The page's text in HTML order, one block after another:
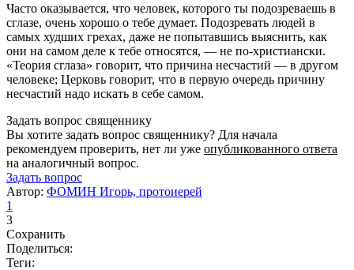
Часто оказывается, что человек, которого ты подозреваешь в
сглазе, очень хорошо о тебе думает. Подозревать людей в
самых худших грехах, даже не попытавшись выяснить, как
они на самом деле к тебе относятся, — не по-христиански.
«Теория сглаза» говорит, что причина несчастий — в другом
человеке; Церковь говорит, что в первую очередь причину
несчастий надо искать в себе самом.
Задать вопрос священнику
Вы хотите задать вопрос священнику? Для начала
рекомендуем проверить, нет ли уже опубликованного ответа
на аналогичный вопрос.
Задать вопрос
Автор: ФОМИН Игорь, протоиерей
1
3
Сохранить
Поделиться:
Теги: